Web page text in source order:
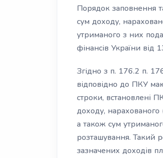
Порядок заповнення
сум доходу,
утриманого з них
фінансів України
Згідно з п. 176.2 п.
відповідно до ПКУ
строки, встановлені
доходу,
а також сум
розташування. Такий
зазначених доходів